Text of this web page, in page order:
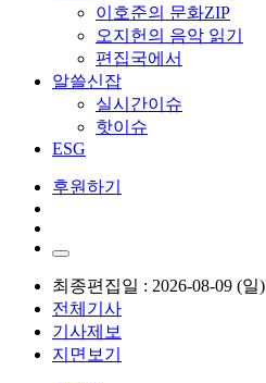
이호준의 문화ZIP
오지헌의 음악 읽기
편집국에서
알쓸신잡
실시간이슈
핫이슈
ESG
후원하기
최종편집일 : 2026-08-09 (일)
전체기사
기사제보
지면보기